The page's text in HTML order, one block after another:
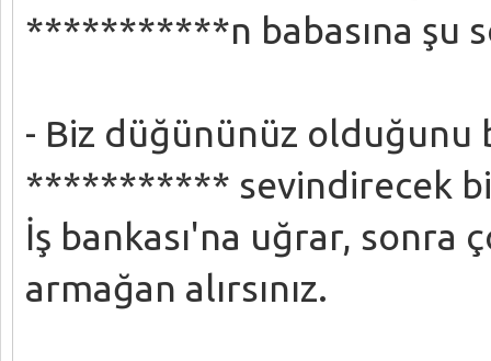
***********n babasına şu
- Biz düğününüz olduğunu
*********** sevindirecek bir
İş bankası'na uğrar, sonra
armağan alırsınız.